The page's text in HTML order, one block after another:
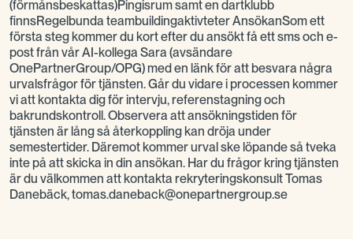
(förmånsbeskattas)Pingisrum samt en dartklubb
finnsRegelbunda teambuildingaktivteter AnsökanSom ett
första steg kommer du kort efter du ansökt få ett sms och e-
post från vår AI-kollega Sara (avsändare
OnePartnerGroup/OPG) med en länk för att besvara några
urvalsfrågor för tjänsten. Går du vidare i processen kommer
vi att kontakta dig för intervju, referenstagning och
bakrundskontroll. Observera att ansökningstiden för
tjänsten är lång så återkoppling kan dröja under
semestertider. Däremot kommer urval ske löpande så tveka
inte på att skicka in din ansökan. Har du frågor kring tjänsten
är du välkommen att kontakta rekryteringskonsult Tomas
Danebäck, tomas.daneback@onepartnergroup.se